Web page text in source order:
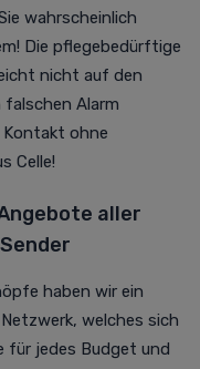
wahrscheinlich
Die pflegebedürftige
nicht auf den
falschen Alarm
ohne
Celle!
aller
haben wir ein
welches sich
für jedes Budget und